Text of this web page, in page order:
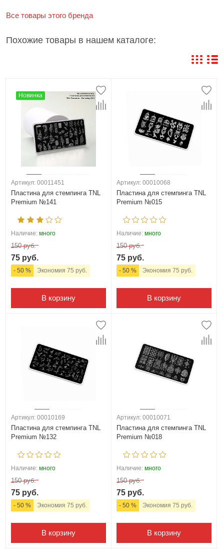
Все товары этого бренда
Похожие товары в нашем каталоге:
Новинка
Артикул: 00011451
Пластина для стемпинга TNL
Premium №141
Наличие: много
150 руб.
75 руб.
- 50 % Экономия 75 руб.
В корзину
Артикул: 00010068
Пластина для стемпинга TNL
Premium №015
Наличие: много
150 руб.
75 руб.
- 50 % Экономия 75 руб.
В корзину
Артикул: 00010169
Пластина для стемпинга TNL
Premium №132
Наличие: много
150 руб.
75 руб.
- 50 % Экономия 75 руб.
В корзину
Артикул: 00010071
Пластина для стемпинга TNL
Premium №018
Наличие: много
150 руб.
75 руб.
- 50 % Экономия 75 руб.
В корзину